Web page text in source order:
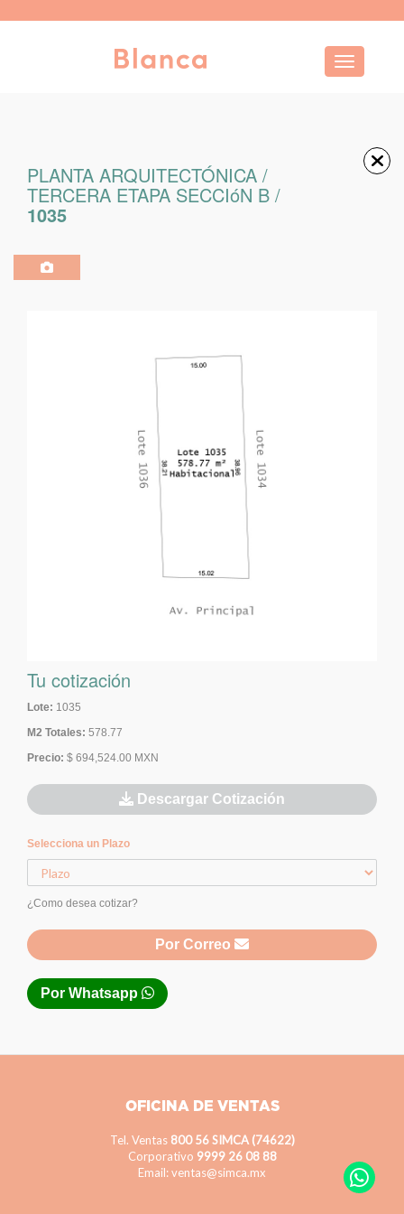
Toggle
PLANTA ARQUITECTÓNICA /
TERCERA ETAPA SECCIóN B /
1035
Tu cotización
Lote: 1035
M2 Totales: 578.77
Precio: $ 694,524.00 MXN
Descargar Cotización
Selecciona un Plazo
¿Como desea cotizar?
Por Correo
Por Whatsapp
OFICINA DE VENTAS
Tel. Ventas 800 56 SIMCA (74622)
Corporativo 9999 26 08 88
Email: ventas@simca.mx